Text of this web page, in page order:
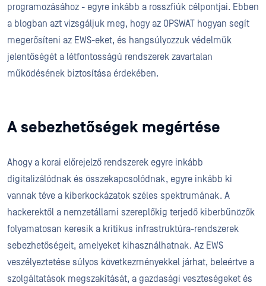
programozásához - egyre inkább a rosszfiúk célpontjai. Ebben
a blogban azt vizsgáljuk meg, hogy az OPSWAT hogyan segít
megerősíteni az EWS-eket, és hangsúlyozzuk védelmük
jelentőségét a létfontosságú rendszerek zavartalan
működésének biztosítása érdekében.
A sebezhetőségek megértése
Ahogy a korai előrejelző rendszerek egyre inkább
digitalizálódnak és összekapcsolódnak, egyre inkább ki
vannak téve a kiberkockázatok széles spektrumának. A
hackerektől a nemzetállami szereplőkig terjedő kiberbűnözők
folyamatosan keresik a kritikus infrastruktúra-rendszerek
sebezhetőségeit, amelyeket kihasználhatnak. Az EWS
veszélyeztetése súlyos következményekkel járhat, beleértve a
szolgáltatások megszakítását, a gazdasági veszteségeket és